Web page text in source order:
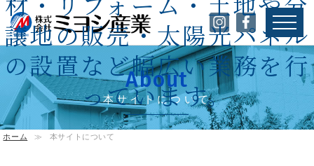
譲地の販売・太陽光パネル
の設置など幅広い業務を行
っています。
About
本サイトについて
ホーム ≫ 本サイトについて